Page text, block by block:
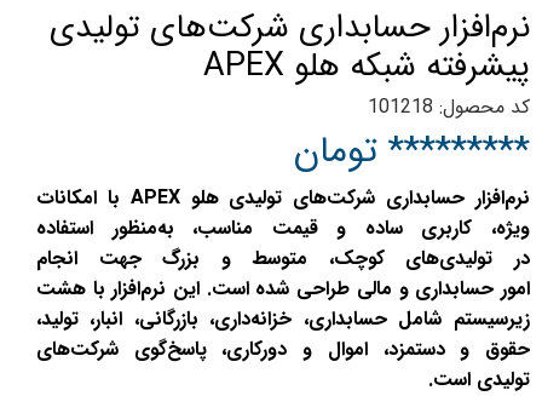
نرم‌افزار حسابداری شرکت‌های تولیدی
پیشرفته شبکه هلو APEX
کد محصول: 101218
********* تومان
نرم‌افزار حسابداری شرکت‌های تولیدی هلو APEX با امکانات
ویژه، کاربری ساده و قیمت مناسب، به‌منظور استفاده
در تولیدی‌های کوچک، متوسط و بزرگ جهت انجام
امور حسابداری و مالی طراحی شده است. این ‌نرم‌افزار با هشت
زیرسیستم شامل حسابداری، خزانه‌داری، بازرگانی، انبار، تولید،
حقوق و دستمزد، اموال و دورکاری، پاسخ‌گوی شرکت‌های
تولیدی است.